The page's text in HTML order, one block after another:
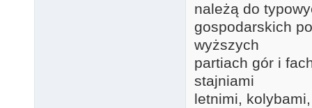
należą do
gospodarskich
wyższych
partiach gór i
stajniami
letnimi,